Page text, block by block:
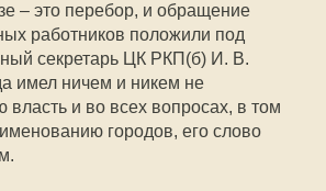
– это перебор, и обращение
работников положили под
секретарь ЦК РКП(б) И. В.
имел ничем и никем не
власть и во всех вопросах, в том
городов, его слово